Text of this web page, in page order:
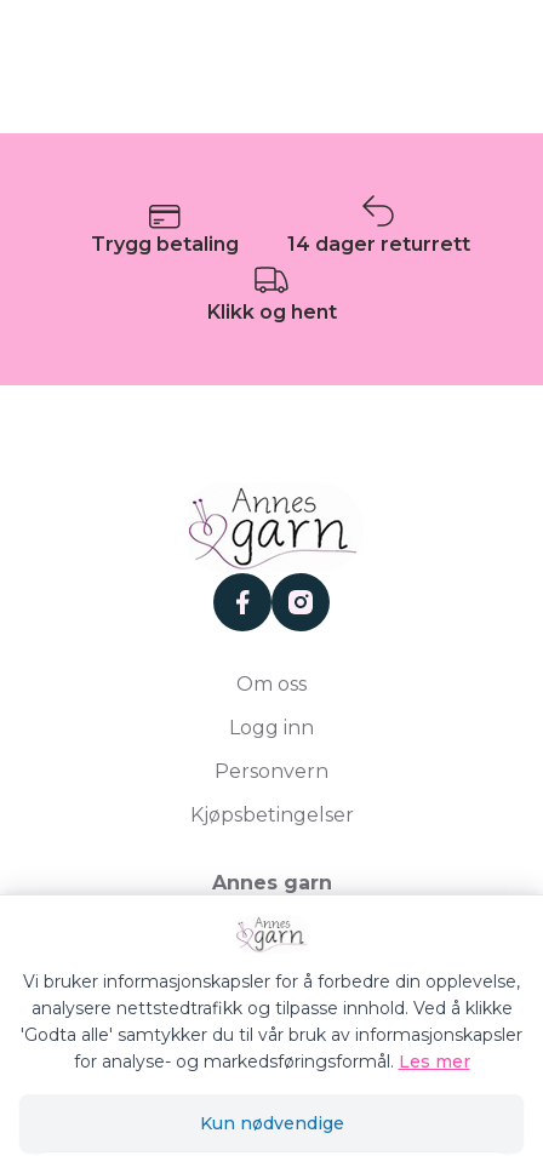
Trygg betaling 14 dager returrett
Klikk og hent
facebookinstagram
Om oss
Logg inn
Personvern
Kjøpsbetingelser
Annes garn
Storgata 19, 2750 Gran
Org.nr. 994050613
Vi bruker informasjonskapsler for å forbedre din opplevelse,
analysere nettstedtrafikk og tilpasse innhold. Ved å klikke
'Godta alle' samtykker du til vår bruk av informasjonskapsler
for analyse- og markedsføringsformål. Les mer
Kun nødvendige